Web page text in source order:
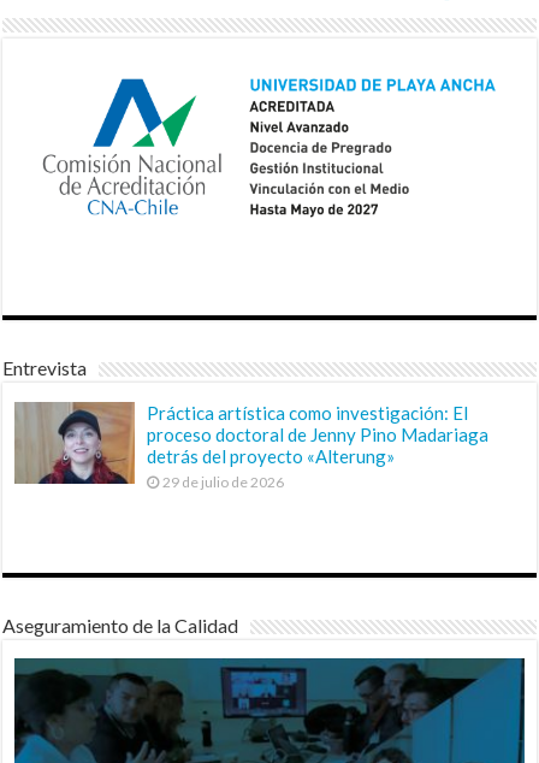
Entrevista
Práctica artística como investigación: El
proceso doctoral de Jenny Pino Madariaga
detrás del proyecto «Alterung»
29 de julio de 2026
Aseguramiento de la Calidad